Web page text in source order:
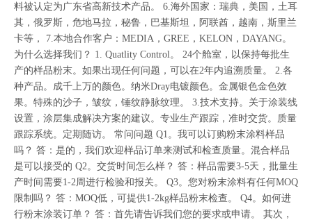
料被认定为广东省高新技术产品。 6.海外国家：瑞典，美国，土耳
其，俄罗斯，危地马拉，秘鲁，巴基斯坦，阿联酋，越南，斯里兰
卡等， 7.本地合作客户：MEDIA，GREE，KELON，DAYANG。
为什么选择我们？ 1. Quatlity Control。 24个舱室，以保持每批生
产的样品粉末。如果出现任何问题，可以在2年内追溯质量。 2.各
种产品。成千上万的颜色。纳米Dray电镀颜色。金属银色金色效
果。特殊的沙子，皱纹，锤纹静脉纹理。 3.技术支持。关于涂装线
设置，涂层集成解决方案的建议。专业生产跟踪，准时交货。质量
跟踪系统。定期随访。 常问问题 Q1。我可以订购粉末涂料样品
吗？ 答：是的，我们欢迎样品订单来测试和检查质量。混合样品
是可以接受的 Q2。交货时间怎么样？ 答：样品需要3-5天，批量生
产时间需要1-2周进行检验和报关。 Q3。您对粉末涂料有任何MOQ
限制吗？ 答：MOQ低，可提供1-2kg样品粉末检查。 Q4。如何进
行粉末涂装订单？ 答：首先请告诉我们您的要求或申请。 其次，